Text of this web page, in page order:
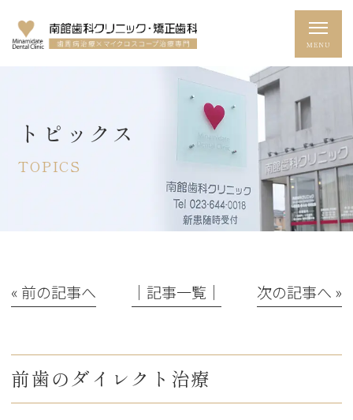
トピックス
TOPICS
« 前の記事へ │記事一覧│ 次の記事へ »
前歯のダイレクト治療